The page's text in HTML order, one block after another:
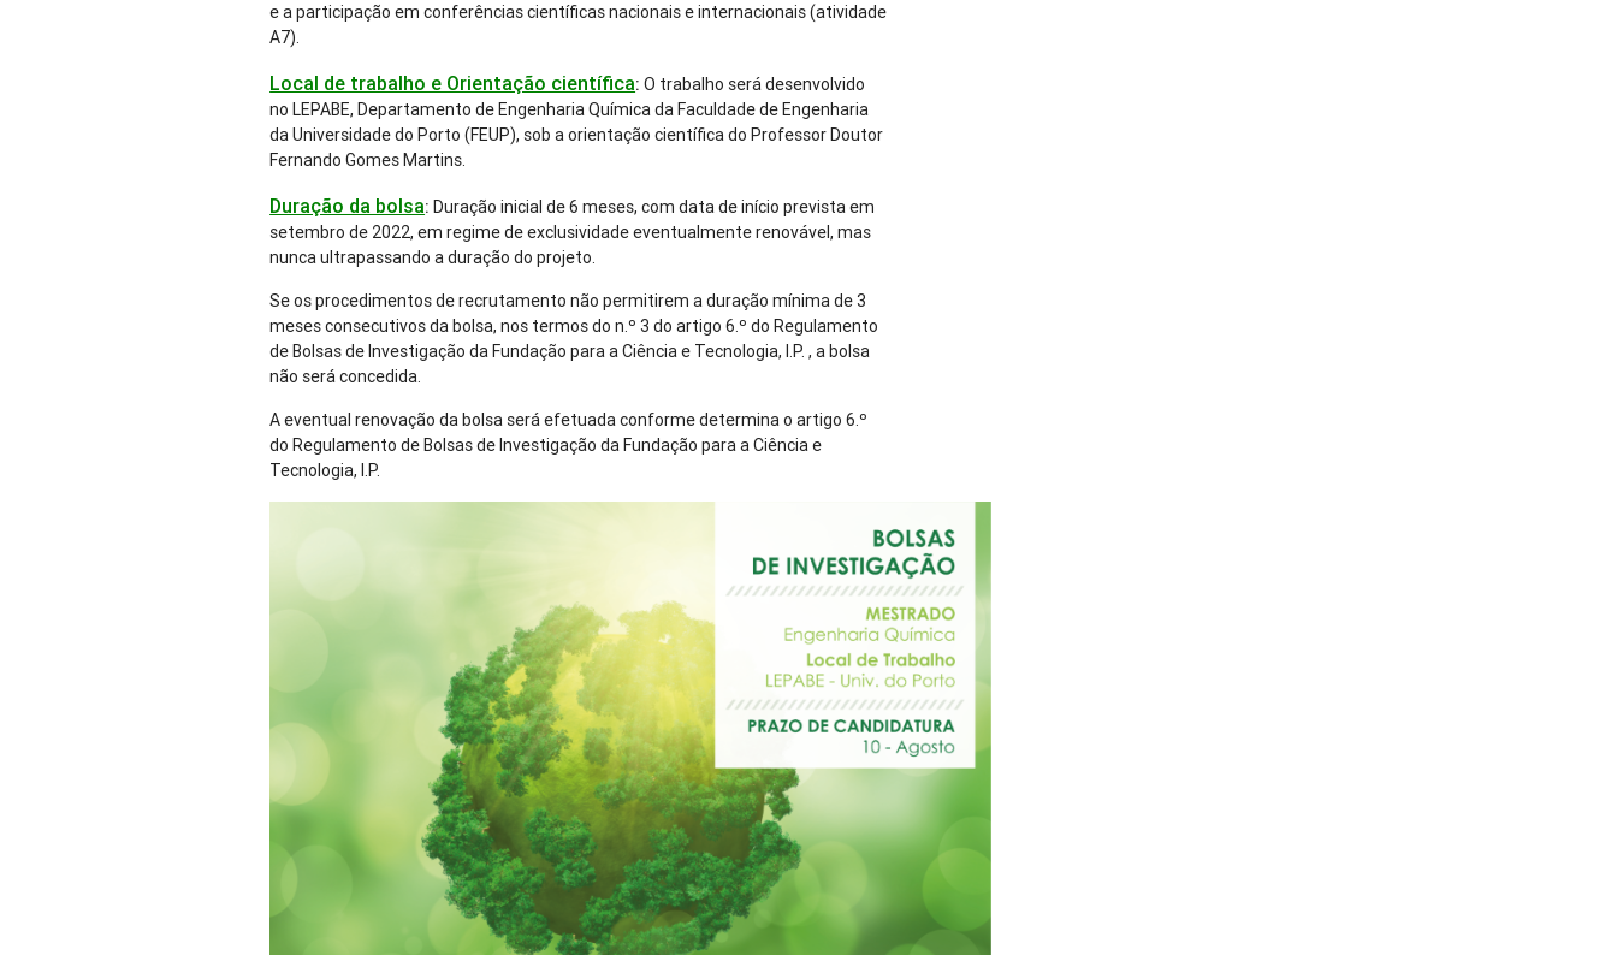
e a participação em conferências científicas nacionais e internacionais (atividade
A7).
Local de trabalho e Orientação científica:O trabalho será desenvolvido
no LEPABE, Departamento de Engenharia Química da Faculdade de Engenharia
da Universidade do Porto (FEUP), sob a orientação científica do Professor Doutor
Fernando Gomes Martins.
Duração da bolsa:Duração inicial de 6 meses, com data de início prevista em
setembro de 2022, em regime de exclusividade eventualmente renovável, mas
nunca ultrapassando a duração do projeto.
Se os procedimentos de recrutamento não permitirem a duração mínima de 3
meses consecutivos da bolsa, nos termos do n.º 3 do artigo 6.º do Regulamento
de Bolsas de Investigação da Fundação para a Ciência e Tecnologia, I.P. , a bolsa
não será concedida.
A eventual renovação da bolsa será efetuada conforme determina o artigo 6.º
do Regulamento de Bolsas de Investigação da Fundação para a Ciência e
Tecnologia, I.P.